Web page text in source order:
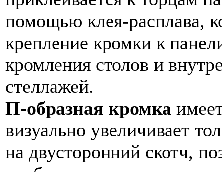
помощью клея-расплава,
крепление кромки к
кромления столов и
стеллажей.
П-образная кромка
визуально увеличивает
на двусторонний скотч,